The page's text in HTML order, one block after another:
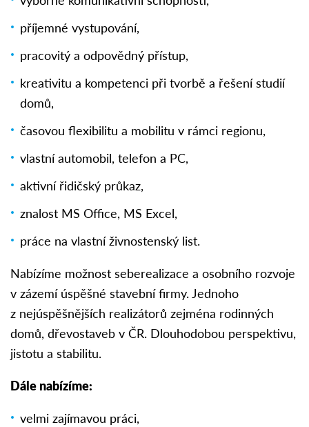
příjemné vystupování,
pracovitý a odpovědný přístup,
kreativitu a kompetenci při tvorbě a řešení studií
domů,
časovou flexibilitu a mobilitu v rámci regionu,
vlastní automobil, telefon a PC,
aktivní řidičský průkaz,
znalost MS Office, MS Excel,
práce na vlastní živnostenský list.
Nabízíme možnost seberealizace a osobního rozvoje
v zázemí úspěšné stavební firmy. Jednoho
z nejúspěšnějších realizátorů zejména rodinných
domů, dřevostaveb v ČR. Dlouhodobou perspektivu,
jistotu a stabilitu.
Dále nabízíme:
velmi zajímavou práci,